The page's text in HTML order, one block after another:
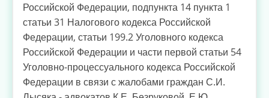
Российской Федерации, подпункта 14 пункта 1
статьи 31 Налогового кодекса Российской
Федерации, статьи 199.2 Уголовного кодекса
Российской Федерации и части первой статьи 54
Уголовно-процессуального кодекса Российской
Федерации в связи с жалобами граждан С.И.